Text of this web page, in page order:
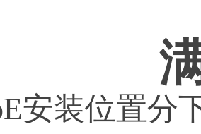
安装位置分